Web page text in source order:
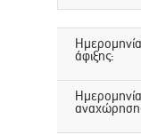
Ημερομηνία
άφιξης:
Ημερομηνία